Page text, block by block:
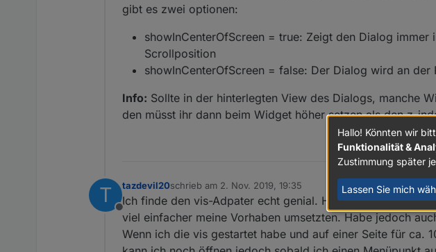
gibt es zwei optionen:
showInCenterOfScreen = true: Zeigt den Dialog
Scrollposition
showInCenterOfScreen = false: Der Dialog wird an
Info: Sollte in der hinterlegten View des Dialogs, manche
den müsst ihr dann beim Widget höher setzen als den z-
T
Offline
tazdevil20schrieb am 2. Nov. 2019, 19:35
zuletzt editiert von
Ich finde den vis-Adpater echt genial. Habe erst vor
viel einfacher meine Vorhaben umsetzten. Habe jedoch
Wenn ich die vis gestartet habe und auf einer Seite für ca.
Hallo! Könnten wir
Funktionalität &
Zustimmung später
Lassen Sie mich